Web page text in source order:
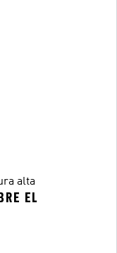
alta
EL